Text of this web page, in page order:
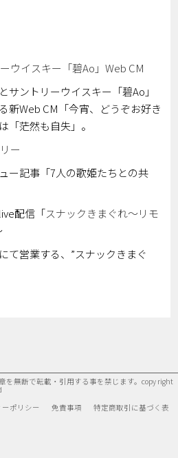
ウイスキー「碧Ao」Web CM
ーウイスキー「碧Ao」
新Web CM「今宵、どうぞお好き
「茫然も自失」。
ー
7人の歌姫たちとの共
配信「スナックきまぐれ～リモ
る、”スナックきまぐ
無断で転載・引用する事を禁じます。 copy right
ポリシー 免責事項
特定商取引に基づく表